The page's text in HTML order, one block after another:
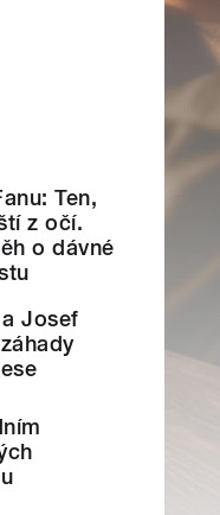
Ten,
z očí.
o dávné
Josef